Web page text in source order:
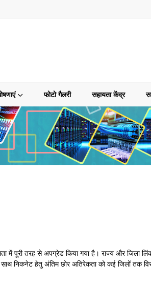
फोटो गैलरी सहायता केंद्र
में पूरी तरह से अपग्रेड किया गया है। राज्य और
हेतु अंतिम छोर अतिरेकता को कई जिलों तक